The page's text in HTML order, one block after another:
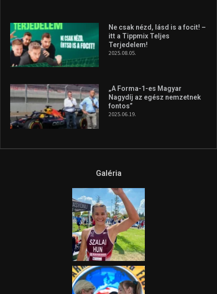
Ne csak nézd, lásd is a focit! –
itt a Tippmix Teljes
Terjedelem!
2025.08.05.
„A Forma-1-es Magyar
Nagydíj az egész nemzetnek
fontos”
2025.06.19.
Galéria